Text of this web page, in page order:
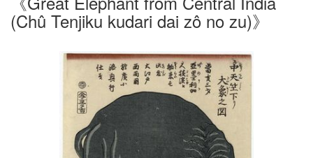
(Chû Tenjiku kudari dai zô no zu)》